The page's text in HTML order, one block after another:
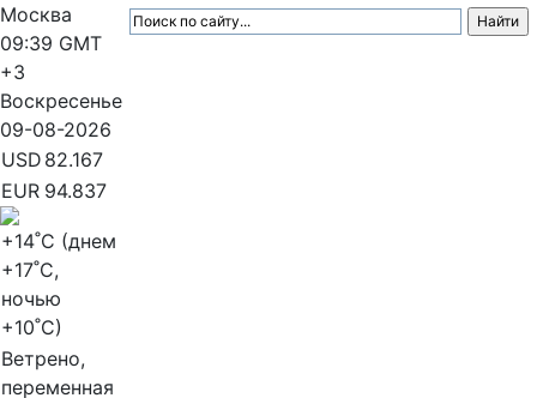
Москва
09:39 GMT
+3
Воскресенье
09-08-2026
USD 82.167
EUR 94.837
+14˚C (днем
+17˚C,
ночью
+10˚C)
Ветрено,
переменная